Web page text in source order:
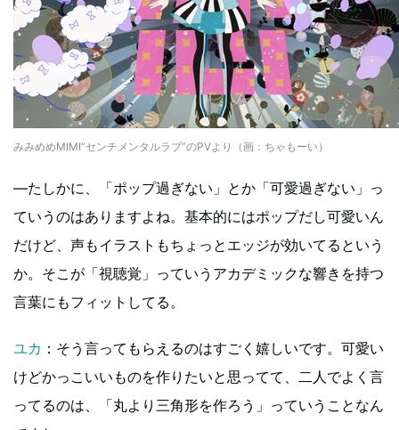
みみめめMIMI“センチメンタルラブ”のPVより（画：ちゃもーい）
―たしかに、「ポップ過ぎない」とか「可愛過ぎない」っ
ていうのはありますよね。基本的にはポップだし可愛いん
だけど、声もイラストもちょっとエッジが効いてるという
か。そこが「視聴覚」っていうアカデミックな響きを持つ
言葉にもフィットしてる。
ユカ ：そう言ってもらえるのはすごく嬉しいです。可愛い
けどかっこいいものを作りたいと思ってて、二人でよく言
ってるのは、「丸より三角形を作ろう」っていうことなん